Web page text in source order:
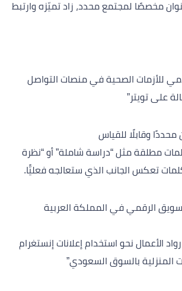
مخصصًا لمجتمع محدد، زاد تميّزه وارتبط
للأزمات الصحية في منصات التواصل
على تويتر”
محددًا وقابلًا للقياس
مطلقة مثل “دراسة شاملة” أو “نظرة
تعكس الجانب الذي ستعالجه فعليًّا.
الرقمي في المملكة العربية
الأعمال نحو استخدام إعلانات إنستغرام
المنزلية بالسوق السعودي”